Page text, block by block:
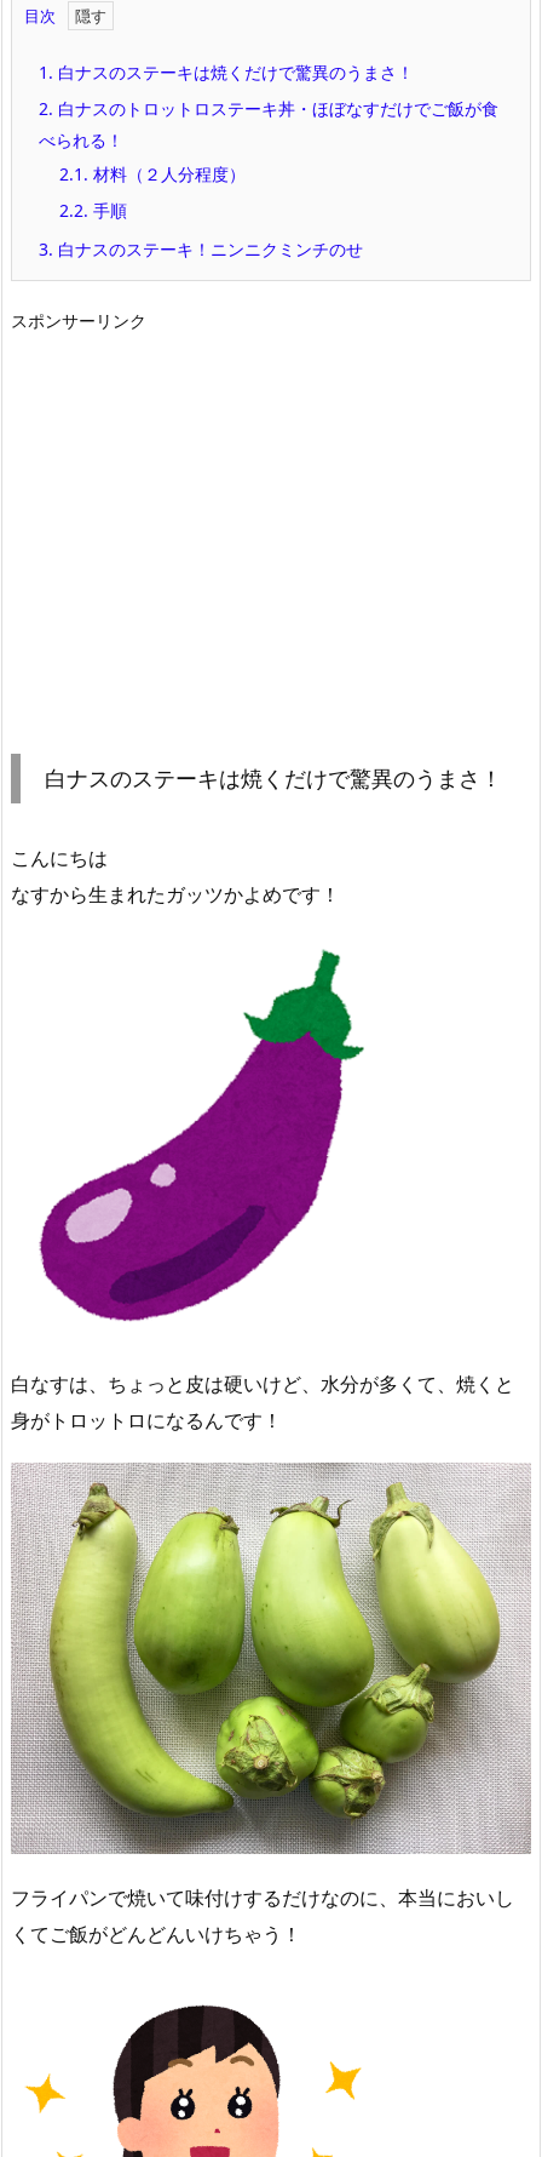
目次
1. 白ナスのステーキは焼くだけで驚異のうまさ！
2. 白ナスのトロットロステーキ丼・ほぼなすだけでご飯が食
べられる！
2.1. 材料（２人分程度）
2.2. 手順
3. 白ナスのステーキ！ニンニクミンチのせ
スポンサーリンク
白ナスのステーキは焼くだけで驚異のうまさ！
こんにちは
なすから生まれたガッツかよめです！
白なすは、ちょっと皮は硬いけど、水分が多くて、焼くと
身がトロットロになるんです！
フライパンで焼いて味付けするだけなのに、本当においし
くてご飯がどんどんいけちゃう！